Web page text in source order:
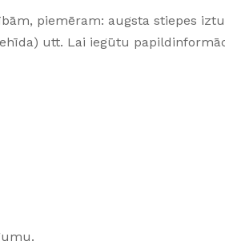
piemēram: augsta stiepes
utt. Lai iegūtu